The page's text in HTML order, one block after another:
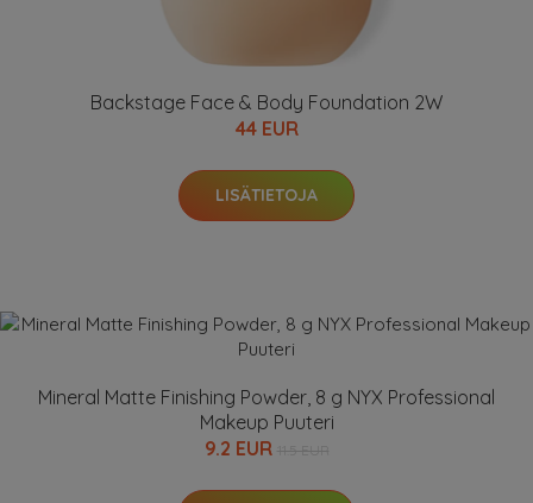
Backstage Face & Body Foundation 2W
44 EUR
LISÄTIETOJA
Mineral Matte Finishing Powder, 8 g NYX Professional
Makeup Puuteri
9.2 EUR